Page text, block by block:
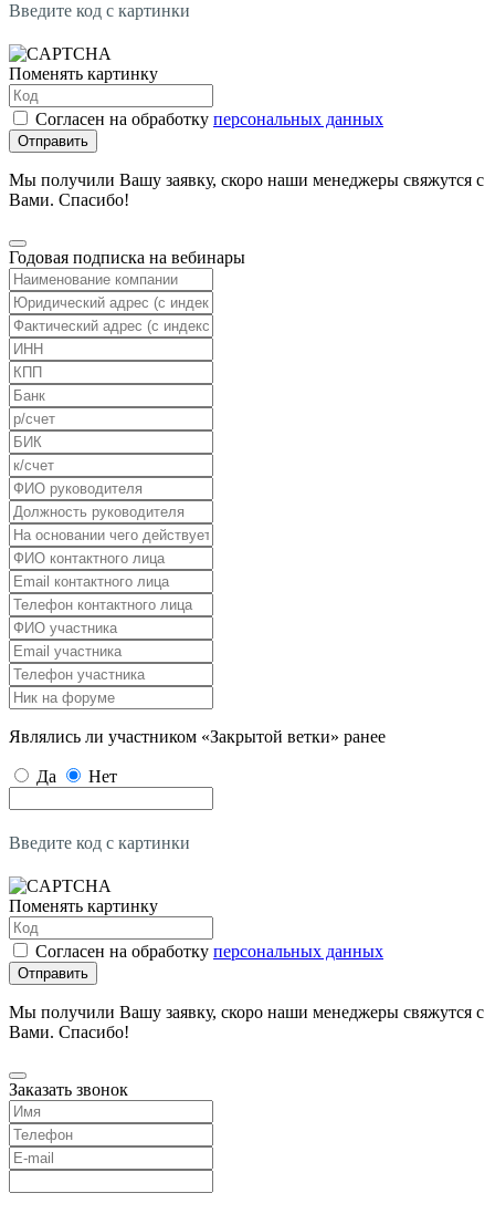
Введите код с картинки
Поменять картинку
Согласен на обработку персональных данных
Отправить
Мы получили Вашу заявку, скоро наши менеджеры свяжутся с
Вами. Спасибо!
Годовая подписка на вебинары
Являлись ли участником «Закрытой ветки» ранее
Да Нет
Введите код с картинки
Поменять картинку
Согласен на обработку персональных данных
Отправить
Мы получили Вашу заявку, скоро наши менеджеры свяжутся с
Вами. Спасибо!
Заказать звонок